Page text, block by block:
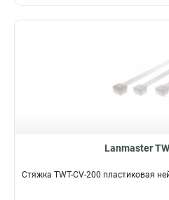
Lanmaster
Стяжка TWT-CV-200 пластиковая